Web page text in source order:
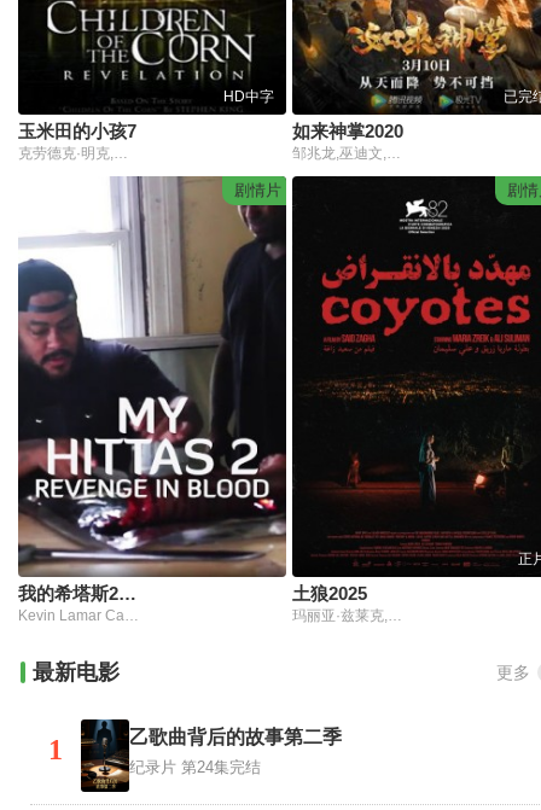
HD中字
玉米田的小孩7
克劳德克·明克,迈克尔·艾恩塞德,克瑞斯塔尔·洛维
已完
如来神掌2020
邹兆龙,巫迪文,唐菲,黄一飞
剧情片
我的希塔斯2：血色复仇
Kevin Lamar Caldwell Jr.,2 Low Esteban,Walter Christian,Maurice Farr,Jerald Andrews
剧
正
土狼2025
玛丽亚·兹莱克,阿里·苏莱曼,尤娜·马尔万
最新电影 更多
1 乙歌曲背后的故事第二季
纪录片 第24集完结